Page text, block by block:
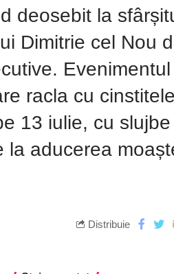
deosebit la
Dimitrie cel Nou
racla cu
13 iulie, cu slujbe
la aducerea
Distribuie